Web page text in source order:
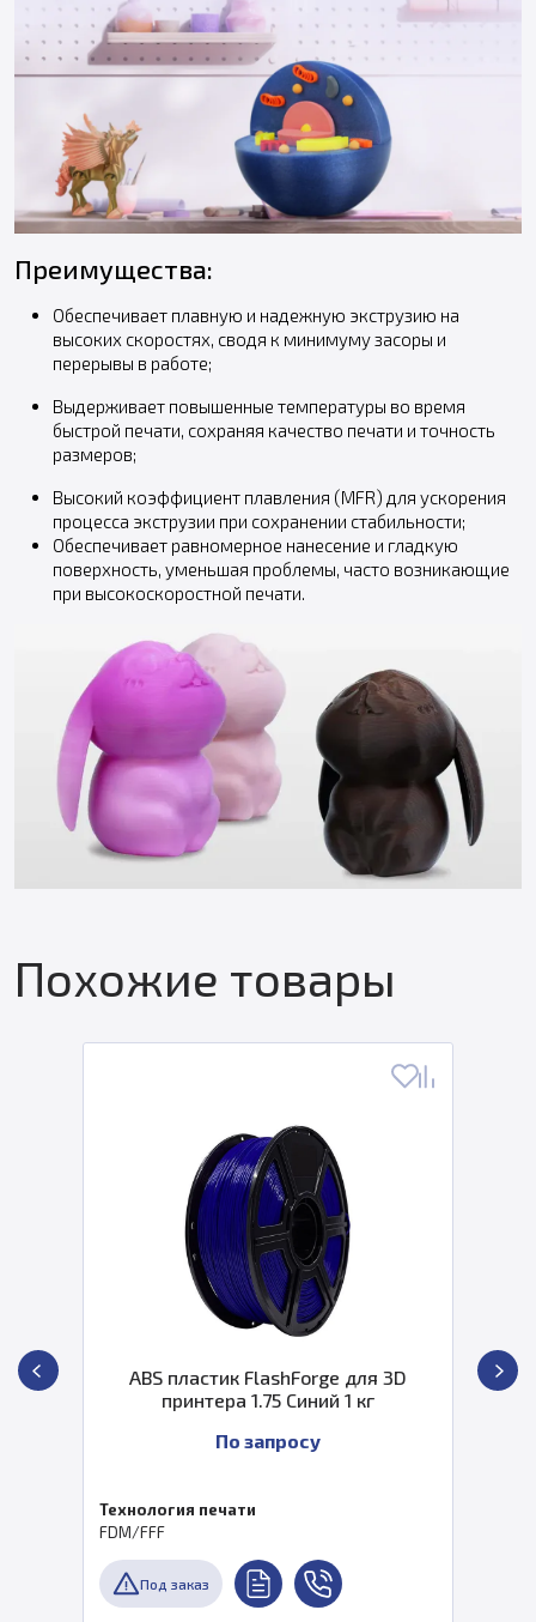
Преимущества:
Обеспечивает плавную и надежную экструзию на
высоких скоростях, сводя к минимуму засоры и
перерывы в работе;
Выдерживает повышенные температуры во время
быстрой печати, сохраняя качество печати и точность
размеров;
Высокий коэффициент плавления (MFR) для ускорения
процесса экструзии при сохранении стабильности;
Обеспечивает равномерное нанесение и гладкую
поверхность, уменьшая проблемы, часто возникающие
при высокоскоростной печати.
Похожие товары
ABS пластик FlashForge для 3D
принтера 1.75 Синий 1 кг
По запросу
Технология печати
FDM/FFF
Под заказ